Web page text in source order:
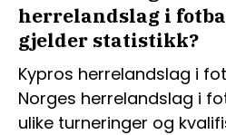
herrelandslag i
gjelder statistikk?
Kypros herrelandslag i
Norges herrelandslag i
ulike turneringer og